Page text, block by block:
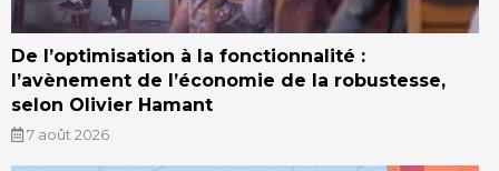
De l’optimisation à la fonctionnalité :
l’avènement de l’économie de la robustesse,
selon Olivier Hamant
7 août 2026